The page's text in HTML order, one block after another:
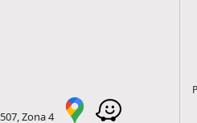
Zona 4